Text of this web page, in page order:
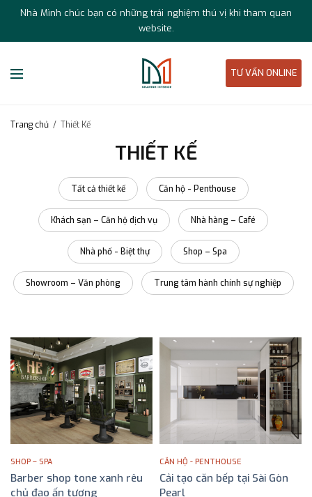
Nhà Mình chúc bạn có những trải nghiệm thú vị khi tham quan
website.
TƯ VẤN ONLINE
Trang chủ / Thiết Kế
THIẾT KẾ
Tất cả thiết kế Căn hộ - Penthouse
Khách sạn – Căn hộ dịch vụ Nhà hàng – Café
Nhà phố - Biệt thự Shop – Spa
Showroom – Văn phòng Trung tâm hành chính sự nghiệp
SHOP – SPA
Barber shop tone xanh rêu
chủ đạo ấn tượng
CĂN HỘ - PENTHOUSE
Cải tạo căn bếp tại Sài Gòn
Pearl